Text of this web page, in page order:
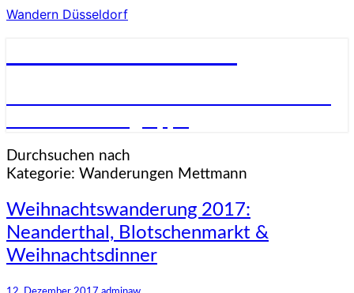
Wandern Düsseldorf
Durchsuchen nach
Kategorie: Wanderungen Mettmann
Weihnachtswanderung
2017:
Neanderthal,
Blotschenmarkt
&
Weihnachtsdinner
Weihnachtswanderung 2017:
Neanderthal, Blotschenmarkt &
Weihnachtsdinner